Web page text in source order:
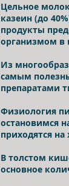
Цельное
казеин (до
продукты
организмом в
Из
самым
препаратами
Физиология
остановимся
приходятся
В толстом
основное